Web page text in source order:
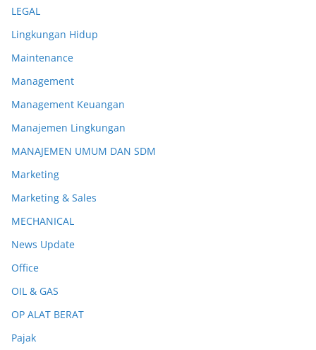
LEGAL
Lingkungan Hidup
Maintenance
Management
Management Keuangan
Manajemen Lingkungan
MANAJEMEN UMUM DAN SDM
Marketing
Marketing & Sales
MECHANICAL
News Update
Office
OIL & GAS
OP ALAT BERAT
Pajak